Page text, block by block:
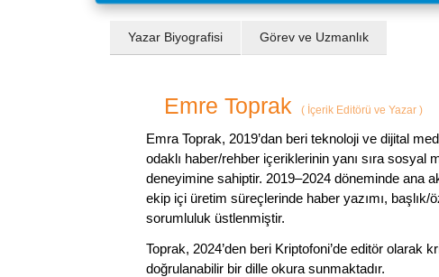
Yazar Biyografisi Görev ve Uzmanlık
Emre Toprak ( İçerik Editörü ve Yazar )
Emra Toprak, 2019’dan beri teknoloji ve dijital
odaklı haber/rehber içeriklerinin yanı sıra
deneyimine sahiptir. 2019–2024 döneminde ana
ekip içi üretim süreçlerinde haber yazımı,
sorumluluk üstlenmiştir.
Toprak, 2024’den beri Kriptofoni’de editör olarak
doğrulanabilir bir dille okura sunmaktadır.